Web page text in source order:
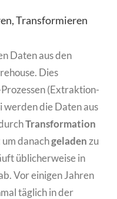
Transformieren
Daten aus den
Dies
(Extraktion-
die Daten aus
Transformation
um danachgeladen zu
üblicherweise in
Vor einigen Jahren
täglich in der